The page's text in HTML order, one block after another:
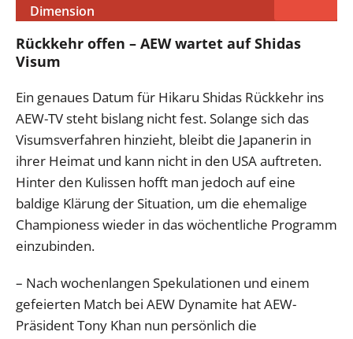
Dimension
Rückkehr offen – AEW wartet auf Shidas
Visum
Ein genaues Datum für Hikaru Shidas Rückkehr ins
AEW-TV steht bislang nicht fest. Solange sich das
Visumsverfahren hinzieht, bleibt die Japanerin in
ihrer Heimat und kann nicht in den USA auftreten.
Hinter den Kulissen hofft man jedoch auf eine
baldige Klärung der Situation, um die ehemalige
Championess wieder in das wöchentliche Programm
einzubinden.
– Nach wochenlangen Spekulationen und einem
gefeierten Match bei AEW Dynamite hat AEW-
Präsident Tony Khan nun persönlich die